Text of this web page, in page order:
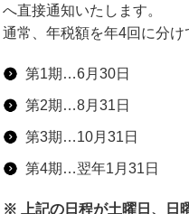
へ直接通知いたします。
通常、年税額を年4回に分け
第1期…6月30日
第2期…8月31日
第3期…10月31日
第4期…翌年1月31日
※ 上記の日程が土曜日、日